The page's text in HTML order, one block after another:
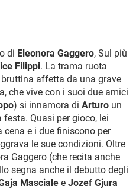
di Eleonora Gaggero, Sul più
Filippi. La trama ruota
affetta da una grave
che vive con i suoi due amici
) si innamora di Arturo un
Quasi per gioco, lei
e i due finiscono per
le sue condizioni. Oltre
Gaggero (che recita anche
segna anche il debutto degli
Masciale e Jozef Gjura